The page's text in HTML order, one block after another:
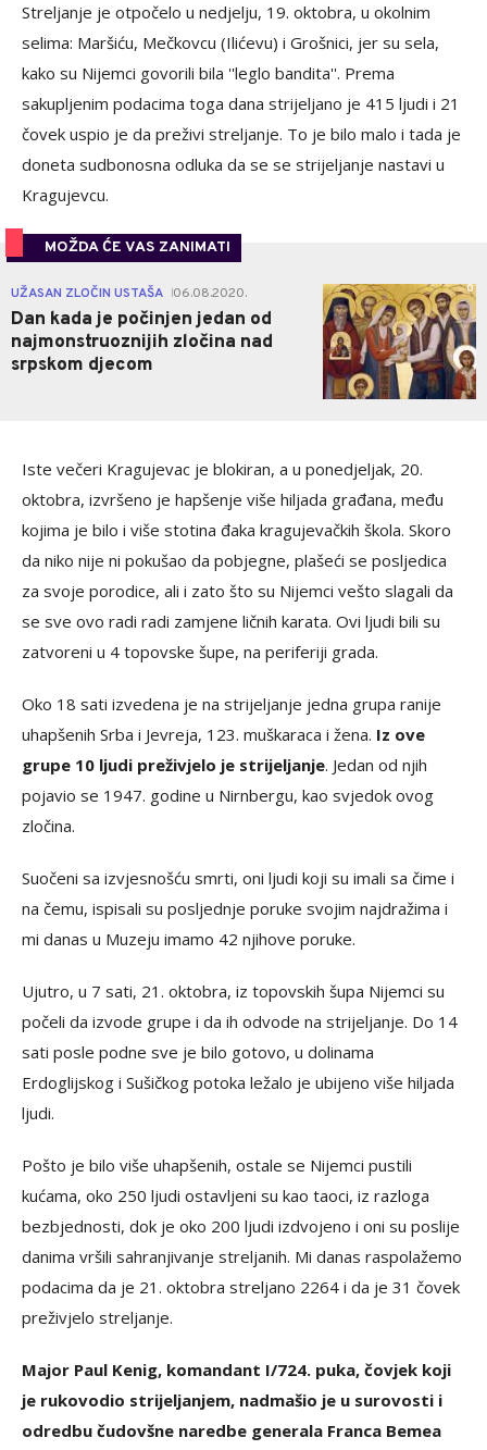
Streljanje je otpočelo u nedjelju, 19. oktobra, u okolnim
selima: Maršiću, Mečkovcu (Ilićevu) i Grošnici, jer su sela,
kako su Nijemci govorili bila ''leglo bandita''. Prema
sakupljenim podacima toga dana strijeljano je 415 ljudi i 21
čovek uspio je da preživi streljanje. To je bilo malo i tada je
doneta sudbonosna odluka da se se strijeljanje nastavi u
Kragujevcu.
MOŽDA ĆE VAS ZANIMATI
UŽASAN ZLOČIN USTAŠA 06.08.2020.
Dan kada je počinjen jedan od
najmonstruoznijih zločina nad
srpskom djecom
0
Iste večeri Kragujevac je blokiran, a u ponedjeljak, 20.
oktobra, izvršeno je hapšenje više hiljada građana, među
kojima je bilo i više stotina đaka kragujevačkih škola. Skoro
da niko nije ni pokušao da pobjegne, plašeći se posljedica
za svoje porodice, ali i zato što su Nijemci vešto slagali da
se sve ovo radi radi zamjene ličnih karata. Ovi ljudi bili su
zatvoreni u 4 topovske šupe, na periferiji grada.
Oko 18 sati izvedena je na strijeljanje jedna grupa ranije
uhapšenih Srba i Jevreja, 123. muškaraca i žena. Iz ove
grupe 10 ljudi preživjelo je strijeljanje. Jedan od njih
pojavio se 1947. godine u Nirnbergu, kao svjedok ovog
zločina.
Suočeni sa izvjesnošću smrti, oni ljudi koji su imali sa čime i
na čemu, ispisali su posljednje poruke svojim najdražima i
mi danas u Muzeju imamo 42 njihove poruke.
Ujutro, u 7 sati, 21. oktobra, iz topovskih šupa Nijemci su
počeli da izvode grupe i da ih odvode na strijeljanje. Do 14
sati posle podne sve je bilo gotovo, u dolinama
Erdoglijskog i Sušičkog potoka ležalo je ubijeno više hiljada
ljudi.
Pošto je bilo više uhapšenih, ostale se Nijemci pustili
kućama, oko 250 ljudi ostavljeni su kao taoci, iz razloga
bezbjednosti, dok je oko 200 ljudi izdvojeno i oni su poslije
danima vršili sahranjivanje streljanih. Mi danas raspolažemo
podacima da je 21. oktobra streljano 2264 i da je 31 čovek
preživjelo streljanje.
Major Paul Kenig, komandant I/724. puka, čovjek koji
je rukovodio strijeljanjem, nadmašio je u surovosti i
odredbu čudovšne naredbe generala Franca Bemea